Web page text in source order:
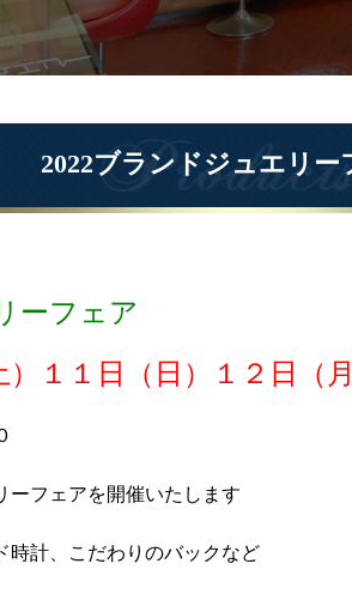
2022ブランドジュエリー
ーフェア
）１１日（日）１２日（月
ーフェアを開催いたします
時計、こだわりのバックなど